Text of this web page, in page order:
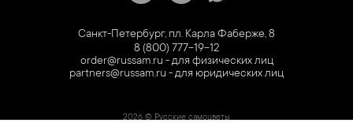
Санкт-Петербург, пл. Карла Фаберже, 8
8 (800) 777-19-12
order@russam.ru - для физических лиц
partners@russam.ru - для юридических лиц
2026 © Русские самоцветы